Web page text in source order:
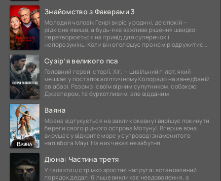
Знайомство з Факерами 3
Молодий чоловік Генрі виріс у родині, де спокій —
рідкісне явище, а будь-яке важливе рішення швидко
перетворюється на привід для суперечок і
непорозумінь. Коли він оголошує про намір одружитися,
Сузір’я великого пса
Головний герой історії, Хіг, — цивільний пілот, який
мешкає у постапокаліптичному Колорадо на занедбаній
авіабазі. Разом зі своїм вірним супутником, собакою
Джаспером, та буркотливим, але відданим
Ваяна
Моана відгукується на заклик океану і вирішує покинути
береги свого рідного острова Мотунуї. Вперше вона
вирушає у відкрите море у супроводі знаменитого
напівбога Мауї. На них чекає незабутня
Дюна: Частина третя
У галактиці стрімко зростає напруга: встановлений
порядок дедалі більше викликає невдоволення, а